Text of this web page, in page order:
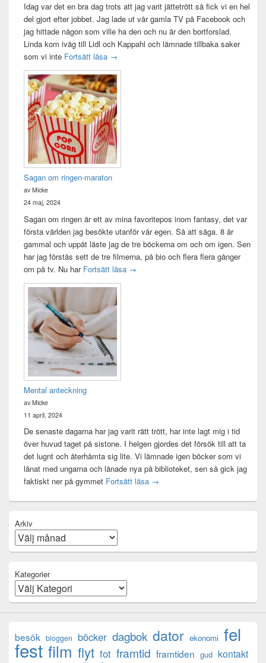
Idag var det en bra dag trots att jag varit jättetrött så fick vi en hel
del gjort efter jobbet. Jag lade ut vår gamla TV på Facebook och
jag hittade någon som ville ha den och nu är den bortforslad.
Linda kom iväg till Lidl och Kappahl och lämnade tillbaka saker
som vi inte Fortsätt läsa Idag var det en bra dag
→
Sagan om ringen-maraton
av Micke
24 maj, 2024
Sagan om ringen är ett av mina favoritepos inom fantasy, det var
första världen jag besökte utanför vår egen. Så att säga. 8 år
gammal och uppåt läste jag de tre böckerna om och om igen. Sen
har jag förstås sett de tre filmerna, på bio och flera flera gånger
om på tv. Nu har Fortsätt läsa Sagan om ringen-maraton
→
Mental anteckning
av Micke
11 april, 2024
De senaste dagarna har jag varit rätt trött, har inte lagt mig i tid
över huvud taget på sistone. I helgen gjordes det försök till att ta
det lugnt och återhämta sig lite. Vi lämnade igen böcker som vi
lånat med ungarna och lånade nya på biblioteket, sen så gick jag
faktiskt ner på gymmet Fortsätt läsa Mental anteckning
→
Arkiv
Kategorier
besök bloggen böcker dagbok dator ekonomi fel
fest film flyt fot framtid framtiden gud kontakt